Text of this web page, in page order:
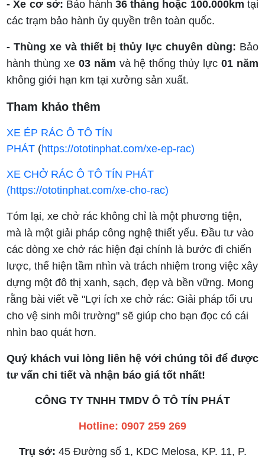
- Xe cơ sở: Bảo hành 36 tháng hoặc 100.000km tại
các trạm bảo hành ủy quyền trên toàn quốc.
- Thùng xe và thiết bị thủy lực chuyên dùng: Bảo
hành thùng xe 03 năm và hệ thống thủy lực 01 năm
không giới hạn km tại xưởng sản xuất.
Tham khảo thêm
XE ÉP RÁC Ô TÔ TÍN
PHÁT (https://ototinphat.com/xe-ep-rac)
XE CHỞ RÁC Ô TÔ TÍN PHÁT
(https://ototinphat.com/xe-cho-rac)
Tóm lại, xe chở rác không chỉ là một phương tiện,
mà là một giải pháp công nghệ thiết yếu. Đầu tư vào
các dòng xe chở rác hiện đại chính là bước đi chiến
lược, thể hiện tầm nhìn và trách nhiệm trong việc xây
dựng một đô thị xanh, sạch, đẹp và bền vững. Mong
rằng bài viết về "Lợi ích xe chở rác: Giải pháp tối ưu
cho vệ sinh môi trường" sẽ giúp cho bạn đọc có cái
nhìn bao quát hơn.
Quý khách vui lòng liên hệ với chúng tôi để được
tư vấn chi tiết và nhận báo giá tốt nhất!
CÔNG TY TNHH TMDV Ô TÔ TÍN PHÁT
Hotline: 0907 259 269
Trụ sở: 45 Đường số 1, KDC Melosa, KP. 11, P.